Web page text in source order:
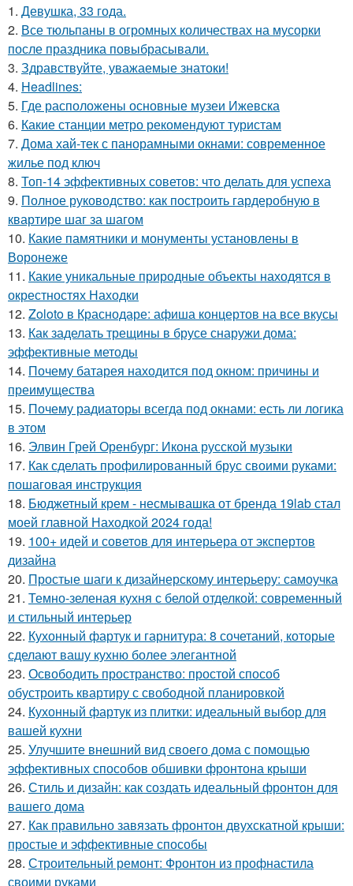
1. Девушка, 33 года.
2. Все тюльпаны в огромных количествах на мусорки
после праздника повыбрасывали.
3. Здравствуйте, уважаемые знатоки!
4. Headlines:
5. Где расположены основные музеи Ижевска
6. Какие станции метро рекомендуют туристам
7. Дома хай-тек с панорамными окнами: современное
жилье под ключ
8. Топ-14 эффективных советов: что делать для успеха
9. Полное руководство: как построить гардеробную в
квартире шаг за шагом
10. Какие памятники и монументы установлены в
Воронеже
11. Какие уникальные природные объекты находятся в
окрестностях Находки
12. Zoloto в Краснодаре: афиша концертов на все вкусы
13. Как заделать трещины в брусе снаружи дома:
эффективные методы
14. Почему батарея находится под окном: причины и
преимущества
15. Почему радиаторы всегда под окнами: есть ли логика
в этом
16. Элвин Грей Оренбург: Икона русской музыки
17. Как сделать профилированный брус своими руками:
пошаговая инструкция
18. Бюджетный крем - несмывашка от бренда 19lab стал
моей главной Находкой 2024 года!
19. 100+ идей и советов для интерьера от экспертов
дизайна
20. Простые шаги к дизайнерскому интерьеру: самоучка
21. Темно-зеленая кухня с белой отделкой: современный
и стильный интерьер
22. Кухонный фартук и гарнитура: 8 сочетаний, которые
сделают вашу кухню более элегантной
23. Освободить пространство: простой способ
обустроить квартиру с свободной планировкой
24. Кухонный фартук из плитки: идеальный выбор для
вашей кухни
25. Улучшите внешний вид своего дома с помощью
эффективных способов обшивки фронтона крыши
26. Стиль и дизайн: как создать идеальный фронтон для
вашего дома
27. Как правильно завязать фронтон двухскатной крыши:
простые и эффективные способы
28. Строительный ремонт: Фронтон из профнастила
своими руками